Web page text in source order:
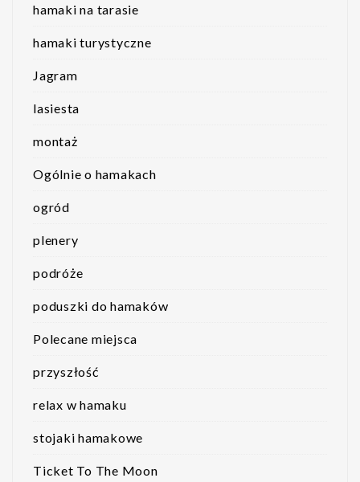
hamaki na tarasie
hamaki turystyczne
Jagram
lasiesta
montaż
Ogólnie o hamakach
ogród
plenery
podróże
poduszki do hamaków
Polecane miejsca
przyszłość
relax w hamaku
stojaki hamakowe
Ticket To The Moon